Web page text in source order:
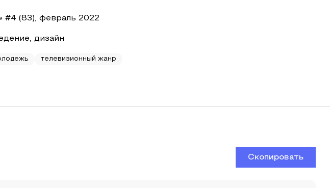
#4 (83), февраль 2022
дизайн
телевизионный жанр
Скопировать